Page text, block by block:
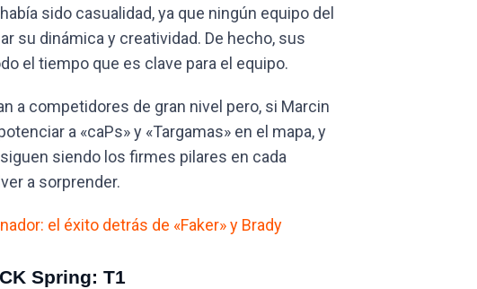
sido casualidad, ya que ningún equipo del
su dinámica y creatividad. De hecho, sus
el tiempo que es clave para el equipo.
a competidores de gran nivel pero, si Marcin
a «caPs» y «Targamas» en el mapa, y
siguen siendo los firmes pilares en cada
a sorprender.
el éxito detrás de «Faker» y Brady
Spring: T1